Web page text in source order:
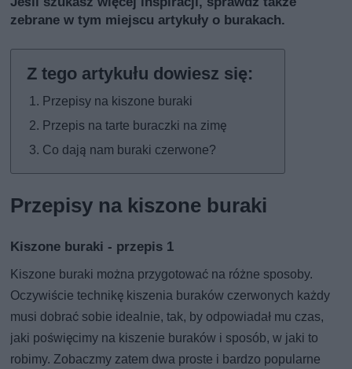
zebrane w tym miejscu artykuły o burakach.
Przepisy na kiszone buraki
Przepis na tarte buraczki na zimę
Co dają nam buraki czerwone?
Przepisy na kiszone buraki
Kiszone buraki - przepis 1
Kiszone buraki można przygotować na różne sposoby.
Oczywiście technikę kiszenia buraków czerwonych każdy
musi dobrać sobie idealnie, tak, by odpowiadał mu czas,
jaki poświęcimy na kiszenie buraków i sposób, w jaki to
robimy. Zobaczmy zatem dwa proste i bardzo popularne